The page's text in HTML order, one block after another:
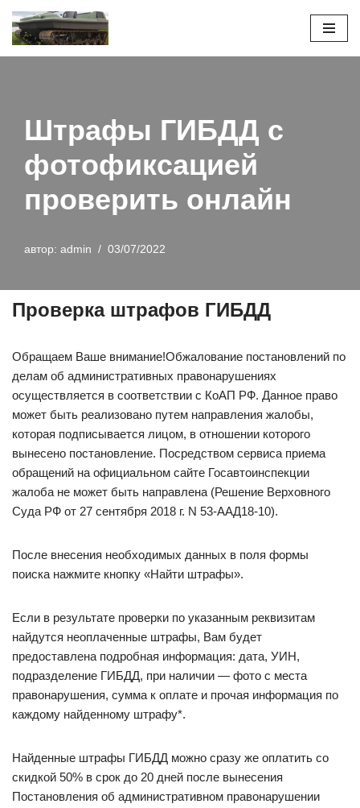
Перейти
Штрафы ГИБДД с
фотофиксацией
проверить онлайн
автор: admin 03/07/2022
Проверка штрафов ГИБДД
Обращаем Ваше внимание!Обжалование постановлений по
делам об административных правонарушениях
осуществляется в соответствии с КоАП РФ. Данное право
может быть реализовано путем направления жалобы,
которая подписывается лицом, в отношении которого
вынесено постановление. Посредством сервиса приема
обращений на официальном сайте Госавтоинспекции
жалоба не может быть направлена (Решение Верховного
Суда РФ от 27 сентября 2018 г. N 53-ААД18-10).
После внесения необходимых данных в поля формы
поиска нажмите кнопку «Найти штрафы».
Если в результате проверки по указанным реквизитам
найдутся неоплаченные штрафы, Вам будет
предоставлена подробная информация: дата, УИН,
подразделение ГИБДД, при наличии — фото с места
правонарушения, сумма к оплате и прочая информация по
каждому найденному штрафу*.
Найденные штрафы ГИБДД можно сразу же оплатить со
скидкой 50% в срок до 20 дней после вынесения
Постановления об административном правонарушении